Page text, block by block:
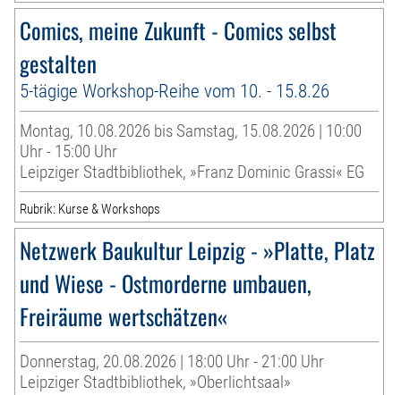
Comics, meine Zukunft - Comics selbst
gestalten
5-tägige Workshop-Reihe vom 10. - 15.8.26
Montag, 10.08.2026 bis Samstag, 15.08.2026 | 10:00
Uhr - 15:00 Uhr
Leipziger Stadtbibliothek, »Franz Dominic Grassi« EG
Rubrik: Kurse & Workshops
Netzwerk Baukultur Leipzig - »Platte, Platz
und Wiese - Ostmorderne umbauen,
Freiräume wertschätzen«
Donnerstag, 20.08.2026 | 18:00 Uhr - 21:00 Uhr
Leipziger Stadtbibliothek, »Oberlichtsaal»